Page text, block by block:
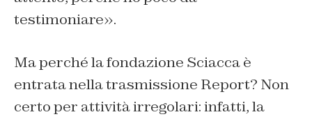
testimoniare».
Ma perché la fondazione Sciacca è
entrata nella trasmissione Report? Non
certo per attività irregolari: infatti, la